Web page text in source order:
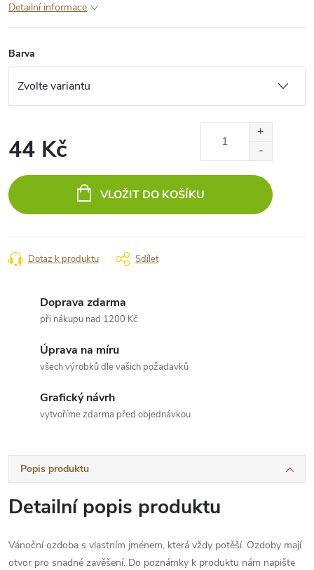
Detailní informace
Barva
44 Kč
cena:
VLOŽIT DO KOŠÍKU
Dotaz k produktu Sdílet
Doprava zdarma
při nákupu nad 1200 Kč
Úprava na míru
všech výrobků dle vašich požadavků
Grafický návrh
vytvoříme zdarma před objednávkou
Popis produktu
Detailní popis produktu
Vánoční ozdoba s vlastním jménem, která vždy potěší. Ozdoby mají
otvor pro snadné zavěšení. Do poznámky k produktu nám napište